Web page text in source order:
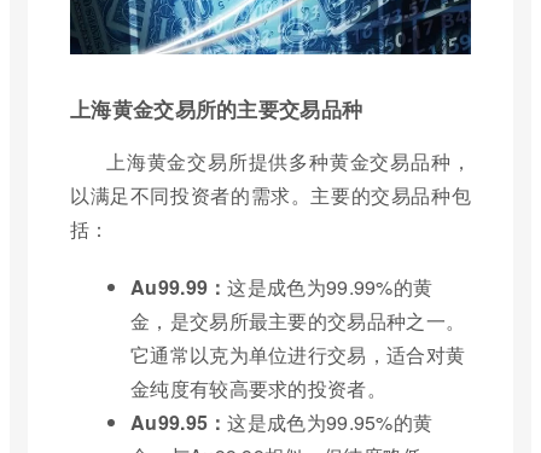
上海黄金交易所的主要交易品种
上海黄金交易所提供多种黄金交易品种，
以满足不同投资者的需求。主要的交易品种包
括：
Au99.99：这是成色为99.99%的黄
金，是交易所最主要的交易品种之一。
它通常以克为单位进行交易，适合对黄
金纯度有较高要求的投资者。
Au99.95：这是成色为99.95%的黄